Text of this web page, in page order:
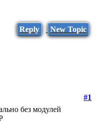
Reply New Topic
#1
без модулей